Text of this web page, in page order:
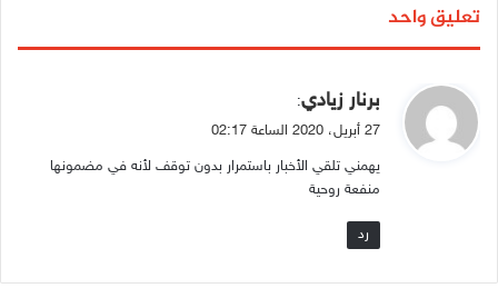
تعليق واحد
ي
ق
ل
برنار زيادي:
27 أبريل، 2020 الساعة 02:17
يهمني تلقي الأخبار باستمرار بدون توقف لأنه في مضمونها
منفعة روحية
رد